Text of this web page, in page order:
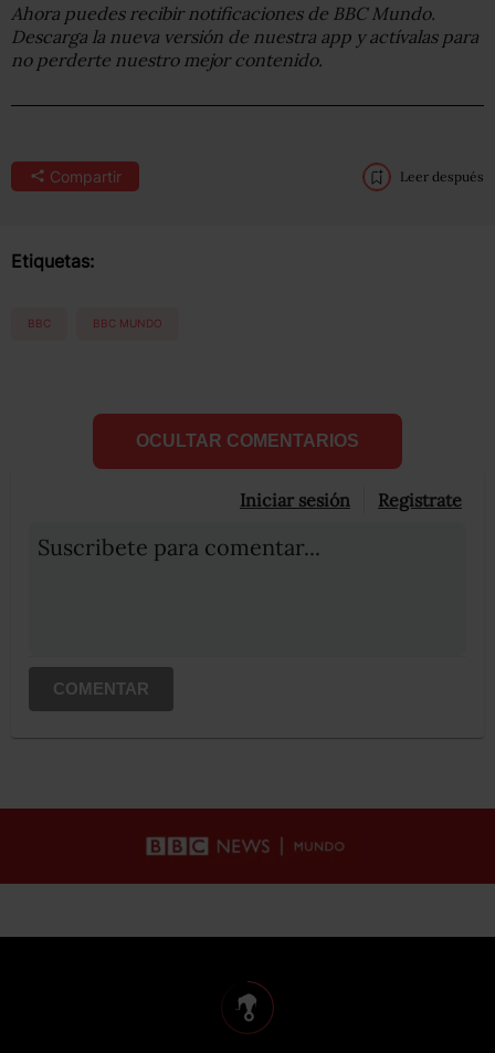
Ahora puedes recibir notificaciones de BBC Mundo.
Descarga la nueva versión de nuestra app y actívalas para
no perderte nuestro mejor contenido.
Compartir Leer después
Etiquetas:
BBC BBC MUNDO
OCULTAR COMENTARIOS
Iniciar sesión Registrate
Suscribete para comentar...
COMENTAR